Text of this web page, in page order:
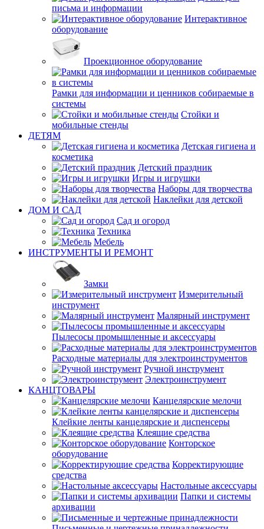
письма и информации
Интерактивное
оборудование
Проекционное оборудование
Рамки для информации и ценников собираемые в
системы
Стойки и
мобильные стенды
ДЕТЯМ
Детская гигиена и
косметика
Детский праздник
Игры и игрушки
Наборы для творчества
Наклейки для детской
ДОМ И САД
Сад и огород
Техника
Мебель
ИНСТРУМЕНТЫ И РЕМОНТ
Замки
Измерительный
инструмент
Малярный инструмент
Пылесосы промышленные и аксессуары
Расходные материалы для электроинструментов
Ручной инструмент
Электроинструмент
КАНЦТОВАРЫ
Канцелярские мелочи
Клейкие ленты канцелярские и диспенсеры
Клеящие средства
Конторское
оборудование
Корректирующие
средства
Настольные аксессуары
Папки и системы
архивации